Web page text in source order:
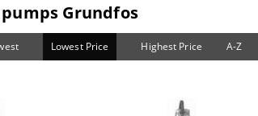
Grundfos
Lowest Price Highest Price A-Z